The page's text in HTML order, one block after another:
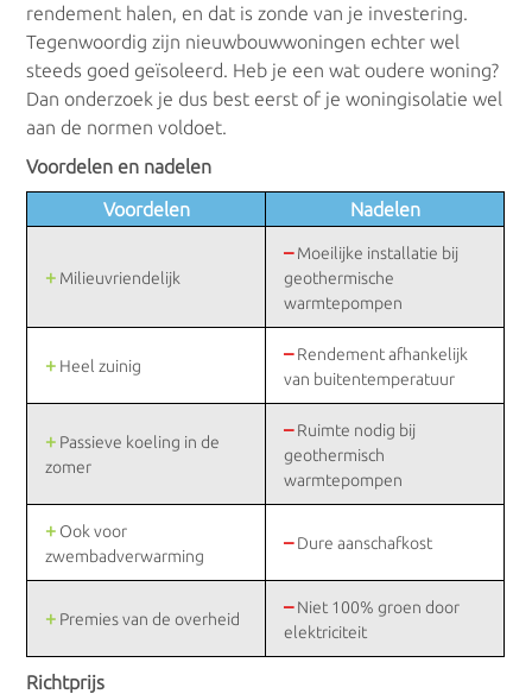
rendement halen, en dat is zonde van je investering.
Tegenwoordig zijn nieuwbouwwoningen echter wel
steeds goed geïsoleerd. Heb je een wat oudere woning?
Dan onderzoek je dus best eerst of je woningisolatie wel
aan de normen voldoet.
Voordelen en nadelen
Voordelen
Nadelen
+Milieuvriendelijk
–Moeilijke installatie bij
geothermische
warmtepompen
+Heel zuinig
–Rendement afhankelijk
van buitentemperatuur
+Passieve koeling in de
zomer
–Ruimte nodig bij
geothermisch
warmtepompen
+Ook voor
zwembadverwarming
–Dure aanschafkost
+Premies van de overheid
–Niet 100% groen door
elektriciteit
Richtprijs